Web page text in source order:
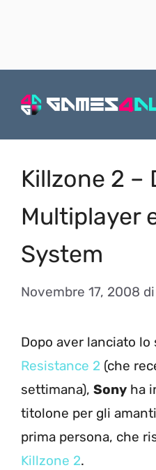
Killzone 2 –
Multiplayer
System
Novembre 17, 2008 di
Dopo aver lanciato lo
Resistance 2 (che
settimana), Sony ha
titolone per gli
prima persona, che
Killzone 2.